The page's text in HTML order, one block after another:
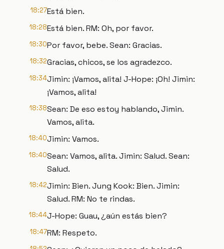
18:27Está bien.
18:28Está bien. RM: Oh, por favor.
18:30Por favor, bebe. Sean: Gracias.
18:32Gracias, chicos, se los agradezco.
18:34Jimin: ¡Vamos, alita! J-Hope: ¡Oh! Jimin:
¡Vamos, alita!
18:38Sean: De eso estoy hablando, Jimin.
Vamos, alita.
18:40Jimin: Vamos.
18:40Sean: Vamos, alita. Jimin: Salud. Sean:
Salud.
18:42Jimin: Bien. Jung Kook: Bien. Jimin:
Salud. RM: No te rindas.
18:44J-Hope: Guau, ¿aún estás bien?
18:47RM: Respeto.